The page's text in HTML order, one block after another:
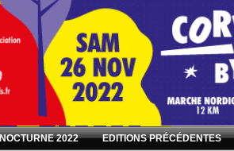
2022 EDITIONS PRÉCÉDENTES